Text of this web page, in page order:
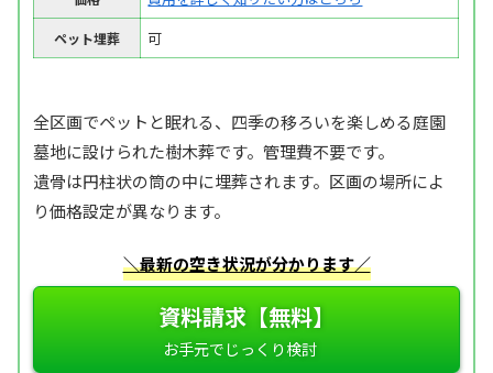
ペット埋葬 可
全区画でペットと眠れる、四季の移ろいを楽しめる庭園
墓地に設けられた樹木葬です。管理費不要です。
遺骨は円柱状の筒の中に埋葬されます。区画の場所によ
り価格設定が異なります。
＼最新の空き状況が分かります／
資料請求【無料】